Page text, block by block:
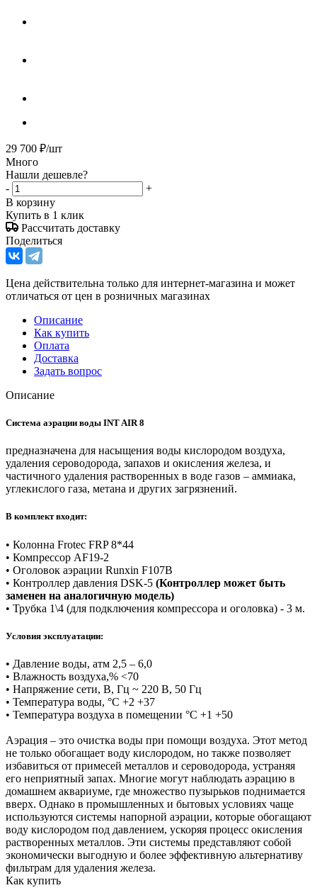
29 700 ₽/шт
Много
Нашли дешевле?
-
+
В корзину
Купить в 1 клик
Рассчитать доставку
Поделиться
Цена действительна только для интернет-магазина и может
отличаться от цен в розничных магазинах
Описание
Как купить
Оплата
Доставка
Задать вопрос
Описание
Система аэрации воды INT AIR 8
предназначена для насыщения воды кислородом воздуха,
удаления сероводорода, запахов и окисления железа, и
частичного удаления растворенных в воде газов – аммиака,
углекислого газа, метана и других загрязнений.
В комплект входит:
• Колонна Frotec FRP 8*44
• Компрессор AF19-2
• Оголовок аэрации Runxin F107B
• Контроллер давления DSK-5 (Контроллер может быть
заменен на аналогичную модель)
• Трубка 1\4 (для подключения компрессора и оголовка) - 3 м.
Условия эксплуатации:
• Давление воды, атм 2,5 – 6,0
• Влажность воздуха,% <70
• Напряжение сети, В, Гц ~ 220 В, 50 Гц
• Температура воды, °С +2 +37
• Температура воздуха в помещении °С +1 +50
Аэрация – это очистка воды при помощи воздуха. Этот метод
не только обогащает воду кислородом, но также позволяет
избавиться от примесей металлов и сероводорода, устраняя
его неприятный запах. Многие могут наблюдать аэрацию в
домашнем аквариуме, где множество пузырьков поднимается
вверх. Однако в промышленных и бытовых условиях чаще
используются системы напорной аэрации, которые обогащают
воду кислородом под давлением, ускоряя процесс окисления
растворенных металлов. Эти системы представляют собой
экономически выгодную и более эффективную альтернативу
фильтрам для удаления железа.
Как купить